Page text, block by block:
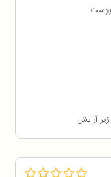
زیر آرایش